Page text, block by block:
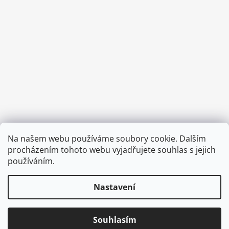
Na našem webu používáme soubory cookie. Dalším
procházením tohoto webu vyjadřujete souhlas s jejich
používáním.
Nastavení
Souhlasím
Provozní doba:
8.00 - 15.00 hod (pondělí - pátek)
Copyright 2026Diva & Nice Cosmetics. Všechna práva
Upravit nastavení cookies